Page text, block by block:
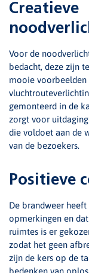
Creatieve
Voor de
bedacht, deze zijn
mooie voorbeelden
gemonteerd in de
zorgt voor
die voldoet aan de
van de bezoekers.
Positieve
De brandweer
opmerkingen en
ruimtes is er
zodat het geen
zijn de kers op de
bedenken van